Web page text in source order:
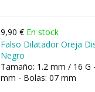
9,90 € En stock
Falso Dilatador Oreja
Negro
Tamaño: 1.2 mm / 16 G
mm - Bolas: 07 mm